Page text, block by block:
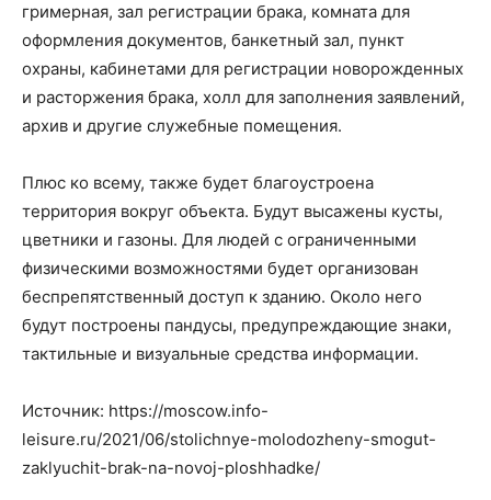
гримерная, зал регистрации брака, комната для
оформления документов, банкетный зал, пункт
охраны, кабинетами для регистрации новорожденных
и расторжения брака, холл для заполнения заявлений,
архив и другие служебные помещения.
Плюс ко всему, также будет благоустроена
территория вокруг объекта. Будут высажены кусты,
цветники и газоны. Для людей с ограниченными
физическими возможностями будет организован
беспрепятственный доступ к зданию. Около него
будут построены пандусы, предупреждающие знаки,
тактильные и визуальные средства информации.
Источник: https://moscow.info-
leisure.ru/2021/06/stolichnye-molodozheny-smogut-
zaklyuchit-brak-na-novoj-ploshhadke/